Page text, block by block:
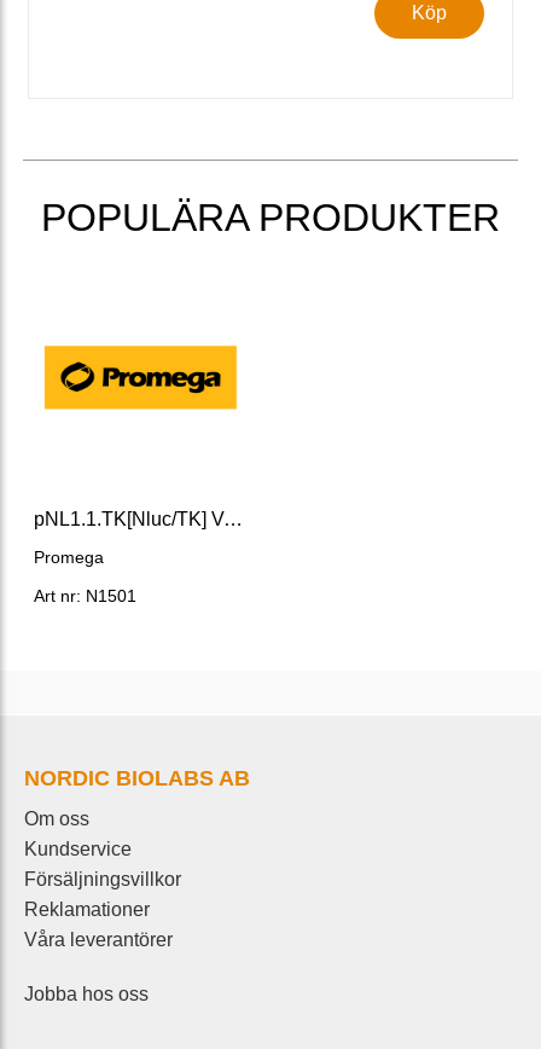
Köp
POPULÄRA PRODUKTER
pNL1.1.TK[Nluc/TK] Vector
Promega
Art nr: N1501
NORDIC BIOLABS AB
Om oss
Kundservice
Försäljningsvillkor
Reklamationer
Våra leverantörer
Jobba hos oss